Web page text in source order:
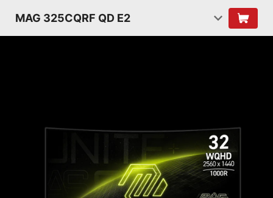
MAG 325CQRF QD E2